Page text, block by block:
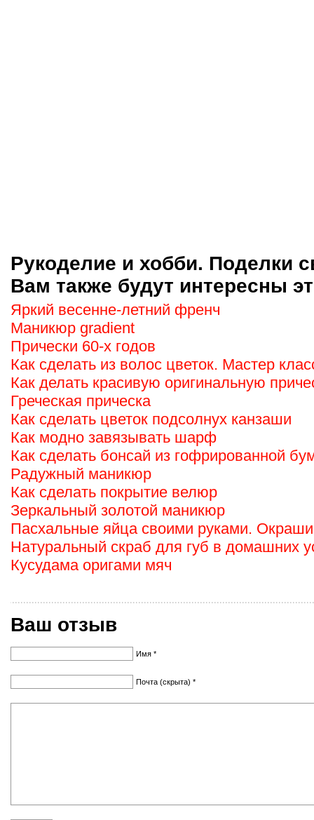
Рукоделие и хобби. Поделки
Вам также будут интересны
Яркий весенне-летний френч
Маникюр gradient
Прически 60-х годов
Как сделать из волос цветок. Мастер
Как делать красивую оригинальную
Греческая прическа
Как сделать цветок подсолнух канзаши
Как модно завязывать шарф
Как сделать бонсай из гофрированной
Радужный маникюр
Как сделать покрытие велюр
Зеркальный золотой маникюр
Пасхальные яйца своими руками.
Натуральный скраб для губ в домашних
Кусудама оригами мяч
Ваш отзыв
Имя *
Почта (скрыта) *